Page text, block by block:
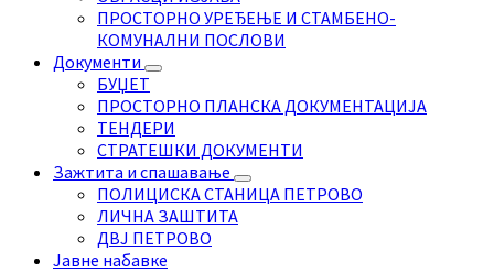
ПРОСТОРНО УРЕЂЕЊЕ И СТАМБЕНО-
КОМУНАЛНИ ПОСЛОВИ
Документи
БУЏЕТ
ПРОСТОРНО ПЛАНСКА ДОКУМЕНТАЦИЈА
ТЕНДЕРИ
СТРАТЕШКИ ДОКУМЕНТИ
Зажтита и спашавање
ПОЛИЦИСКА СТАНИЦА ПЕТРОВО
ЛИЧНА ЗАШТИТА
ДВЈ ПЕТРОВО
Јавне набавке